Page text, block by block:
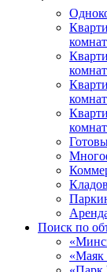
Поиск по
«Маяк